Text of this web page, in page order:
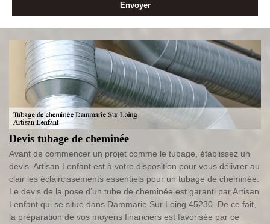
Devis tubage de cheminée
Avant de commencer un projet comme le tubage, établissez un
devis. Artisan Lenfant est à votre disposition pour vous délivrer au
clair les éclaircissements essentiels pour un tubage de cheminée.
Le devis de la pose d’un tube de cheminée est garanti par Artisan
Lenfant qui se situe dans Dammarie Sur Loing 45230. De ce fait,
la préparation de vos moyens financiers est favorisée par ce